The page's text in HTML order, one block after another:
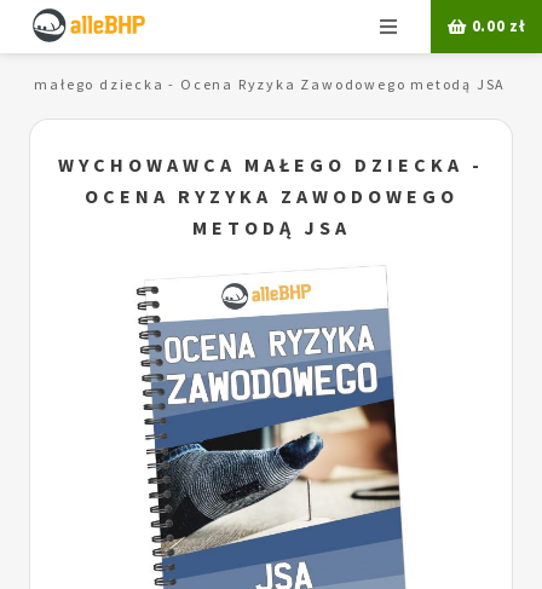
Menu 0.00 zł
małego dziecka - Ocena Ryzyka Zawodowego metodą JSA
WYCHOWAWCA MAŁEGO DZIECKA -
OCENA RYZYKA ZAWODOWEGO
METODĄ JSA